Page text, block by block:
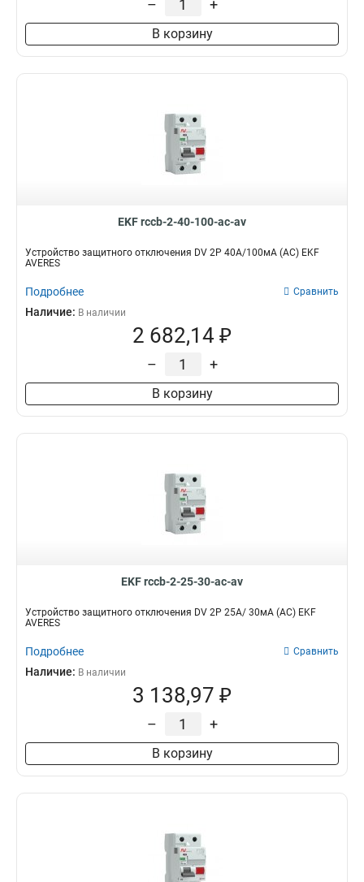
– +
В корзину
EKF rccb-2-40-100-ac-av
Устройство защитного отключения DV 2P 40А/100мА (AC) EKF
AVERES
Подробнее Сравнить
Наличие: В наличии
2 682,14 ₽
– +
В корзину
EKF rccb-2-25-30-ac-av
Устройство защитного отключения DV 2P 25А/ 30мА (AC) EKF
AVERES
Подробнее Сравнить
Наличие: В наличии
3 138,97 ₽
– +
В корзину